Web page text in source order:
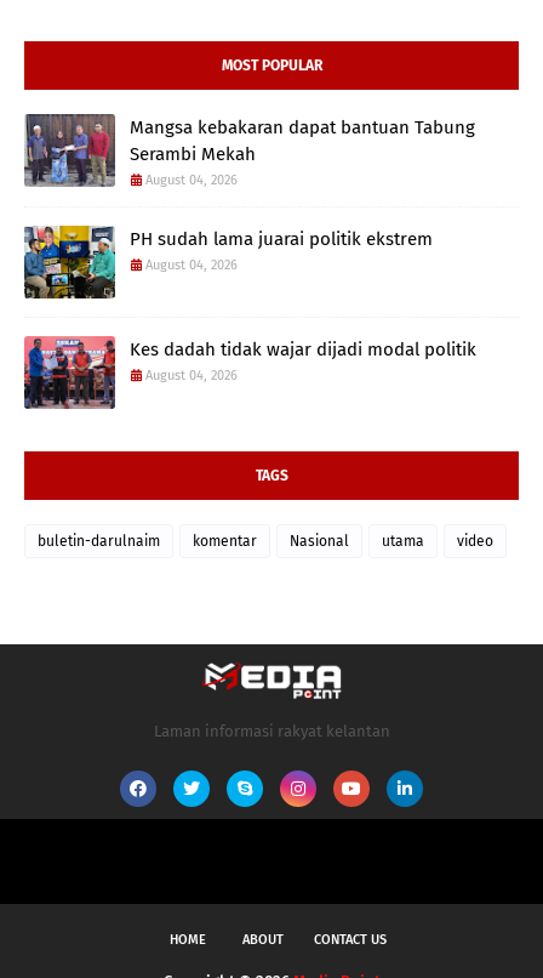
MOST POPULAR
Mangsa kebakaran dapat bantuan Tabung
Serambi Mekah
August 04, 2026
PH sudah lama juarai politik ekstrem
August 04, 2026
Kes dadah tidak wajar dijadi modal politik
August 04, 2026
TAGS
buletin-darulnaim komentar Nasional utama video
Laman informasi rakyat kelantan
HOME ABOUT CONTACT US